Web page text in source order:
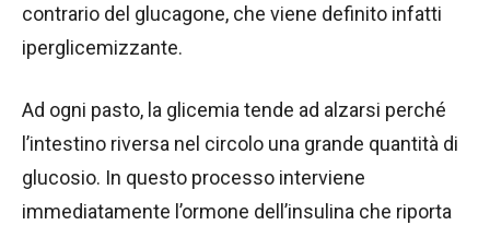
contrario del glucagone, che viene definito infatti
iperglicemizzante.
Ad ogni pasto, la glicemia tende ad alzarsi perché
l’intestino riversa nel circolo una grande quantità di
glucosio. In questo processo interviene
immediatamente l’ormone dell’insulina che riporta